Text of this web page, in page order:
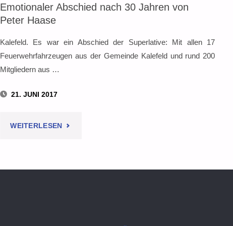
Emotionaler Abschied nach 30 Jahren von
Peter Haase
Kalefeld. Es war ein Abschied der Superlative: Mit allen 17
Feuerwehrfahrzeugen aus der Gemeinde Kalefeld und rund 200
Mitgliedern aus …
21. JUNI 2017
WEITERLESEN"EMOTIONALER
NACH